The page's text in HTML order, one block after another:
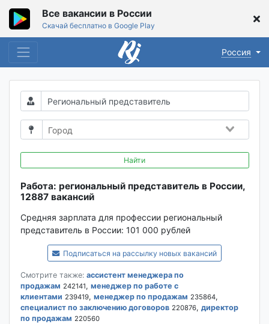
Все вакансии в России
Скачай бесплатно в Google Play
Россия
Найти
Работа: региональный представитель в России,
12887 вакансий
Средняя зарплата для профессии региональный
представитель в России: 101 000 рублей
Подписаться на рассылку новых вакансий
Смотрите также: ассистент менеджера по
продажам 242141, менеджер по работе с
клиентами 239419, менеджер по продажам 235864,
специалист по заключению договоров 220876, директор
по продажам 220560